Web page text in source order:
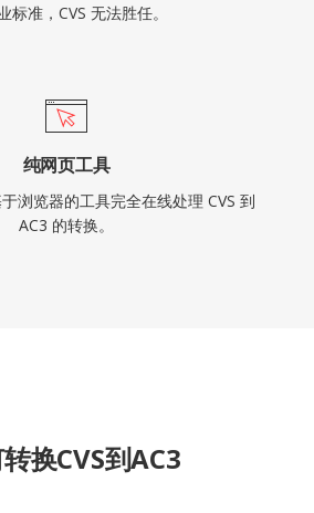
标准，CVS 无法胜任。
纯网页工具
浏览器的工具完全在线处理 CVS 到
AC3 的转换。
换CVS到AC3